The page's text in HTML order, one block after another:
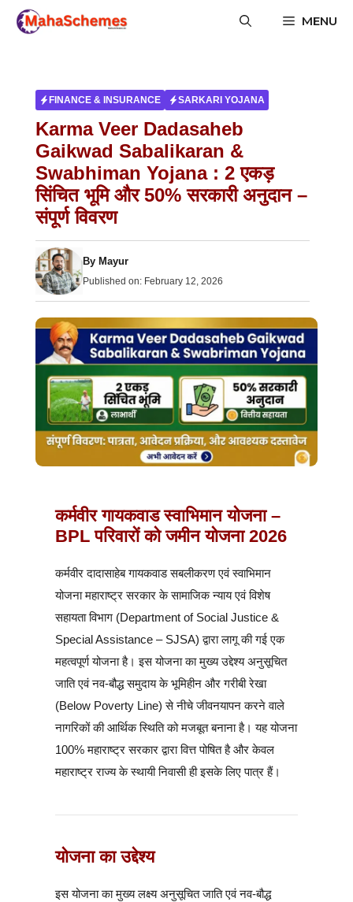
Skip
MENU
FINANCE & INSURANCE SARKARI YOJANA
Karma Veer Dadasaheb
Gaikwad Sabalikaran &
Swabhiman Yojana : 2 एकड़
सिंचित भूमि और 50% सरकारी अनुदान –
संपूर्ण विवरण
By Mayur
Published on: February 12, 2026
कर्मवीर गायकवाड स्वाभिमान योजना –
BPL परिवारों को जमीन योजना 2026
कर्मवीर दादासाहेब गायकवाड सबलीकरण एवं स्वाभिमान
योजना महाराष्ट्र सरकार के सामाजिक न्याय एवं विशेष
सहायता विभाग (Department of Social Justice &
Special Assistance – SJSA) द्वारा लागू की गई एक
महत्वपूर्ण योजना है। इस योजना का मुख्य उद्देश्य अनुसूचित
जाति एवं नव-बौद्ध समुदाय के भूमिहीन और गरीबी रेखा
(Below Poverty Line) से नीचे जीवनयापन करने वाले
नागरिकों की आर्थिक स्थिति को मजबूत बनाना है। यह योजना
100% महाराष्ट्र सरकार द्वारा वित्त पोषित है और केवल
महाराष्ट्र राज्य के स्थायी निवासी ही इसके लिए पात्र हैं।
योजना का उद्देश्य
इस योजना का मुख्य लक्ष्य अनुसूचित जाति एवं नव-बौद्ध